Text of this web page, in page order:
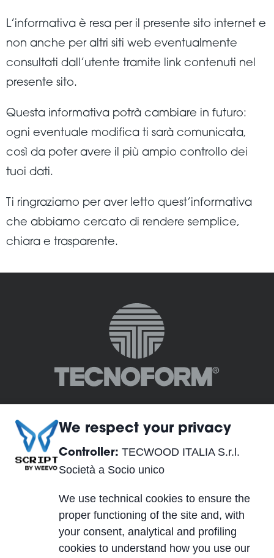
L’informativa è resa per il presente sito internet e
non anche per altri siti web eventualmente
consultati dall’utente tramite link contenuti nel
presente sito.
Questa informativa potrà cambiare in futuro:
ogni eventuale modifica ti sarà comunicata,
così da poter avere il più ampio controllo dei
tuoi dati.
Ti ringraziamo per aver letto quest’informativa
che abbiamo cercato di rendere semplice,
chiara e trasparente.
TECWOOD ITALIA S.r.l. Società a Socio unico
Località Cusona, 53037 San Gimignano (SI), ITALY
Siège Opérationnel:
Crespellano (BO), ITALY
We respect your privacy
Controller: TECWOOD ITALIA S.r.l.
Società a Socio unico
We use technical cookies to ensure the
proper functioning of the site and, with
your consent, analytical and profiling
cookies to understand how you use our